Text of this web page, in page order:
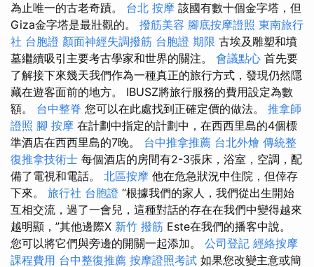
為止唯一的古老奇蹟。 台北 按摩 該國有數十個金字塔，但
Giza金字塔是最壯觀的。 撥筋美容 腳底按摩證照 東南旅行
社 台胞證 顏面神經失調撥筋 台胞證 期限 古埃及雕塑和墳
墓繼續吸引主要考古學家和世界的關注。 會議點心 首先要
了解接下來幾天我們作為一種真正的旅行方式，發現仍然隱
藏在遊客面前的地方。 IBUSZ將旅行服務的費用設定為數
額。 台中整脊 您可以在此處找到正確定價的做法。 推拿師
證照 腳 按摩 在計劃中指定的計劃中，在西西里島的4個標
準酒店在西西里島的7晚。 台中推拿推薦 台北外燴 傳統整
復推拿技術士 每個酒店的房間有2-3張床，浴室，空調，配
備了電視和電話。 北區按摩 他在危急狀況中住院，但倖存
下來。 旅行社 台胞證 “根據我們的家人，我們從出生開始
互相交流，過了一會兒，這種對話的存在在我們中變得越來
越明顯，”其他邊際X 新竹 撥筋 Este在我們的播客中說。
您可以將它們與旁邊的開關一起添加。 公司登記 經絡按摩
課程費用 台中整復推薦 按摩證照考試 如果您改變主意或簡